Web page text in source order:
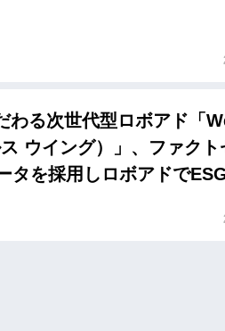
わる次世代型ロボアド「
ウイング）」、ファクト
タを採用しロボアドで